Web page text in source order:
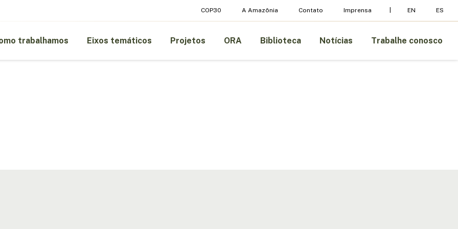
COP30 A Amazônia Contato Imprensa EN ES
trabalhamos Eixos temáticos Projetos ORA Biblioteca Notícias Trabalhe conosco